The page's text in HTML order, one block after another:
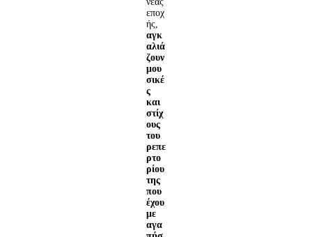
εποχ
ής,
αγκ
αλιά
ζουν
μου
σικέ
ς
και
στίχ
ους
του
ρεπε
ρτο
ρίου
της
που
έχου
με
αγα